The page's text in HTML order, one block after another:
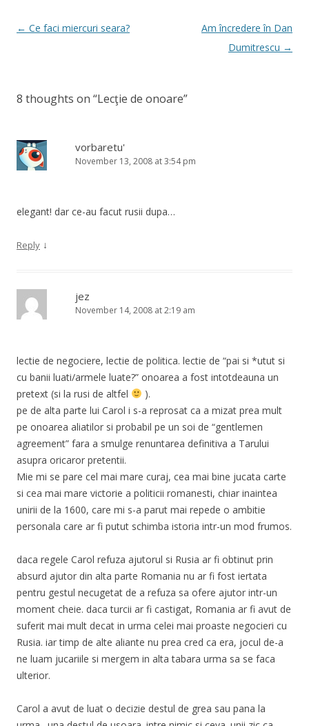
Post
← Ce faci miercuri seara?
Am încredere în Dan
Dumitrescu →
8 thoughts on “Lecţie de onoare”
vorbaretu'
November 13, 2008 at 3:54 pm
elegant! dar ce-au facut rusii dupa…
Reply ↓
jez
November 14, 2008 at 2:19 am
lectie de negociere, lectie de politica. lectie de “pai si *utut si
cu banii luati/armele luate?” onoarea a fost intotdeauna un
pretext (si la rusi de altfel
).
pe de alta parte lui Carol i s-a reprosat ca a mizat prea mult
pe onoarea aliatilor si probabil pe un soi de “gentlemen
agreement” fara a smulge renuntarea definitiva a Tarului
asupra oricaror pretentii.
Mie mi se pare cel mai mare curaj, cea mai bine jucata carte
si cea mai mare victorie a politicii romanesti, chiar inaintea
unirii de la 1600, care mi s-a parut mai repede o ambitie
personala care ar fi putut schimba istoria intr-un mod frumos.
daca regele Carol refuza ajutorul si Rusia ar fi obtinut prin
absurd ajutor din alta parte Romania nu ar fi fost iertata
pentru gestul necugetat de a refuza sa ofere ajutor intr-un
moment cheie. daca turcii ar fi castigat, Romania ar fi avut de
suferit mai mult decat in urma celei mai proaste negocieri cu
Rusia. iar timp de alte aliante nu prea cred ca era, jocul de-a
ne luam jucariile si mergem in alta tabara urma sa se faca
ulterior.
Carol a avut de luat o decizie destul de grea sau pana la